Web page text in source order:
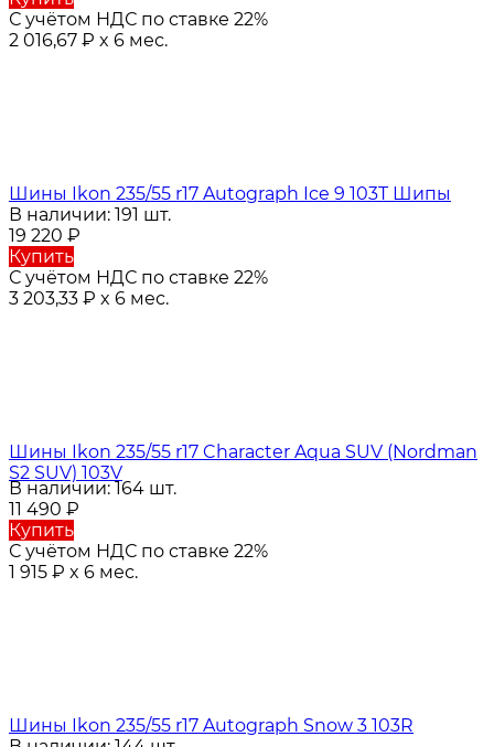
С учётом НДС по ставке 22%
2 016,67 ₽ x 6 мес.
Шины Ikon 235/55 r17 Autograph Ice 9 103T Шипы
В наличии: 191 шт.
19 220 ₽
Купить
С учётом НДС по ставке 22%
3 203,33 ₽ x 6 мес.
Шины Ikon 235/55 r17 Character Aqua SUV (Nordman
S2 SUV) 103V
В наличии: 164 шт.
11 490 ₽
Купить
С учётом НДС по ставке 22%
1 915 ₽ x 6 мес.
Шины Ikon 235/55 r17 Autograph Snow 3 103R